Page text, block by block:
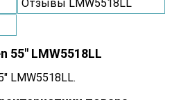
Отзывы LMW5518LL
55" LMW5518LL
LMW5518LL.